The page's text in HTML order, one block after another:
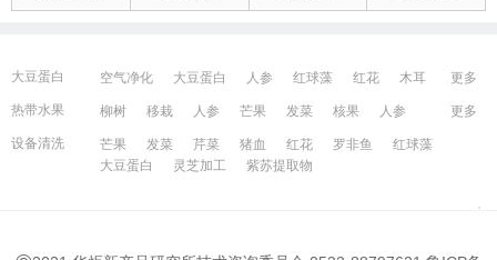
大豆蛋白 更多
空气净化 大豆蛋白 人参 红球藻 红花
木耳
红花
芒果 红球藻 芹菜 养鸭 芒果 芹菜
热带水果 更多
柳树 移栽 人参 芒果 发菜 核果
人参
藻类
大豆蛋白 人参 发菜 猪血 红花
柳树
发菜
宁波百姓网 镇江百姓网
设备清洗 芒果 发菜 芹菜 猪血 红花 罗非鱼
红球藻
大豆蛋白
灵芝加工 紫苏提取物